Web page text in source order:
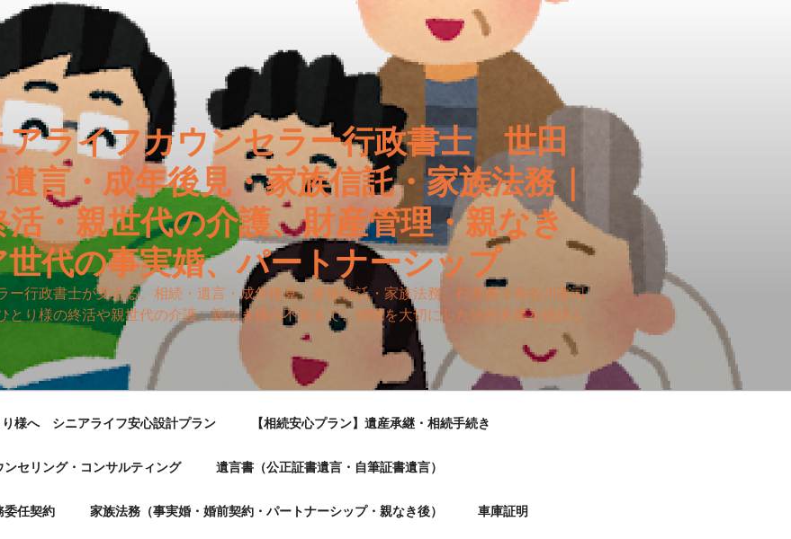
アライフカウンセラー行政書士 世田
言・成年後見・家族信託・家族法務｜
・親世代の介護、財産管理・親なき
代の事実婚、パートナーシップ
ー行政書士が支える、相続・遺言・成年後見・家族信託・家族法務。行政書士長谷川憲司
とり様の終活や親世代の介護、親なき後の不安まで、傾聴を大切にした法的支援を提供し
様へ シニアライフ安心設計プラン 【相続安心プラン】遺産承継・相続手続き
セリング・コンサルティング 遺言書（公正証書遺言・自筆証書遺言）
委任契約 家族法務（事実婚・婚前契約・パートナーシップ・親なき後） 車庫証明